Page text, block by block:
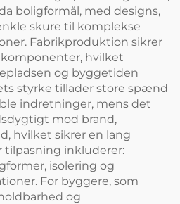
boligformål, med designs,
skure til komplekse
Fabrikproduktion sikrer
hvilket
og byggetiden
styrke tillader store spænd
indretninger, mens det
mod brand,
hvilket sikrer en lang
tilpasning inkluderer:
isolering og
For byggere, som
og